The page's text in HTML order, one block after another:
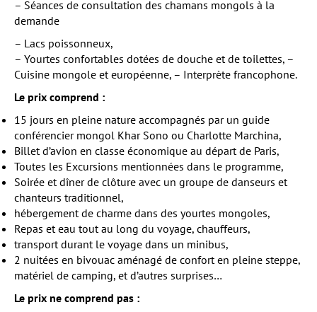
– Séances de consultation des chamans mongols à la
demande
– Lacs poissonneux,
– Yourtes confortables dotées de douche et de toilettes, –
Cuisine mongole et européenne, – Interprète francophone.
Le prix comprend :
15 jours en pleine nature accompagnés par un guide
conférencier mongol Khar Sono ou Charlotte Marchina,
Billet d’avion en classe économique au départ de Paris,
Toutes les Excursions mentionnées dans le programme,
Soirée et dîner de clôture avec un groupe de danseurs et
chanteurs traditionnel,
hébergement de charme dans des yourtes mongoles,
Repas et eau tout au long du voyage, chauffeurs,
transport durant le voyage dans un minibus,
2 nuitées en bivouac aménagé de confort en pleine steppe,
matériel de camping, et d’autres surprises…
Le prix ne comprend pas :